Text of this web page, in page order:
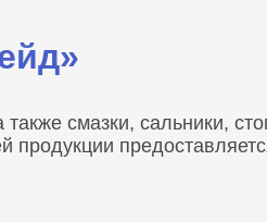
смазки, сальники,